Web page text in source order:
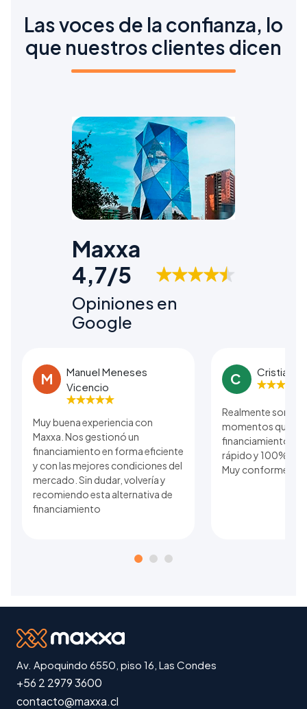
Las voces de la confianza, lo
que nuestros clientes dicen
Maxxa
4,7/5
Opiniones en
Google
M
Manuel Meneses
Vicencio
Muy buena experiencia con
Maxxa. Nos gestionó un
financiamiento en forma eficiente
y con las mejores condiciones del
mercado. Sin dudar, volvería y
recomiendo esta alternativa de
financiamiento
C Cristian
Realmente son
momentos que se
financiamiento. El
rápido y 100%
Muy conforme
Av. Apoquindo 6550, piso 16, Las Condes
+56 2 2979 3600
contacto@maxxa.cl